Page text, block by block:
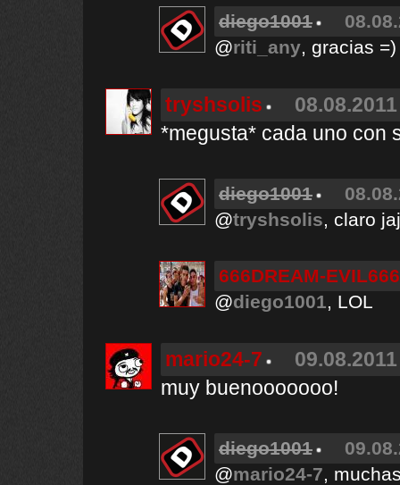
diego1001
@riti_any, gracias =)
tryshsolis
*megusta* cada uno con
diego1001
@tryshsolis, claro
666DREAM-EVIL666
@diego1001, LOL
mario24-7
muy buenooooooo!
diego1001
@mario24-7,